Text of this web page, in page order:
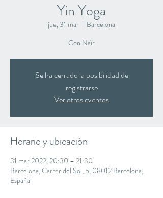
Yin Yoga
jue, 31 mar
  |
Barcelona
Con Naïr
Se ha cerrado la posibilidad de
registrarse
Ver otros eventos
Horario y ubicación
31 mar 2022, 20:30 – 21:30
Barcelona, Carrer del Sol, 5, 08012 Barcelona,
España